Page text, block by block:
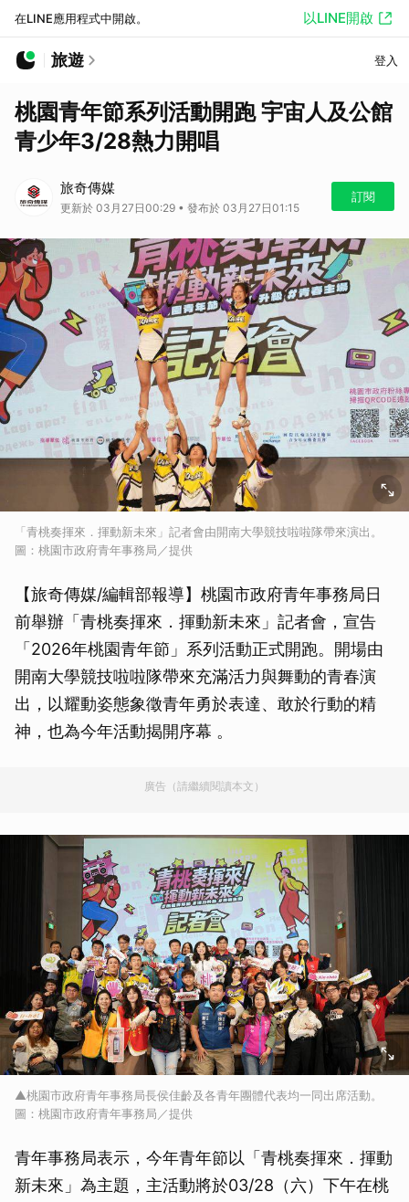
在LINE應用程式中開啟。 以LINE開啟
旅遊 登入
桃園青年節系列活動開跑 宇宙人及公館
青少年3/28熱力開唱
旅奇傳媒
更新於 03月27日00:29 • 發布於 03月27日01:15
訂閱
「青桃奏揮來．揮動新未來」記者會由開南大學競技啦啦隊帶來演出。
圖：桃園市政府青年事務局／提供
【旅奇傳媒/編輯部報導】桃園市政府青年事務局日
前舉辦「青桃奏揮來．揮動新未來」記者會，宣告
「2026年桃園青年節」系列活動正式開跑。開場由
開南大學競技啦啦隊帶來充滿活力與舞動的青春演
出，以耀動姿態象徵青年勇於表達、敢於行動的精
神，也為今年活動揭開序幕 。
廣告（請繼續閱讀本文）
▲桃園市政府青年事務局長侯佳齡及各青年團體代表均一同出席活動。
圖：桃園市政府青年事務局／提供
青年事務局表示，今年青年節以「青桃奏揮來．揮動
新未來」為主題，主活動將於03/28（六）下午在桃